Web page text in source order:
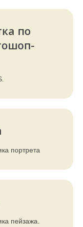
по
портрета
пейзажа.